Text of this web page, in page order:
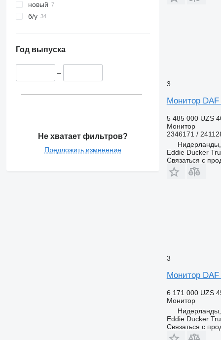
новый
б/у
Год выпуска
–
Не хватает фильтров?
Предложить изменение
3
Монитор DAF
5 485 000 UZS
Монитор
2346171 /
Eddie Ducker
Связаться с
3
Монитор DAF
6 171 000 UZS
Монитор
Eddie Ducker
Связаться с